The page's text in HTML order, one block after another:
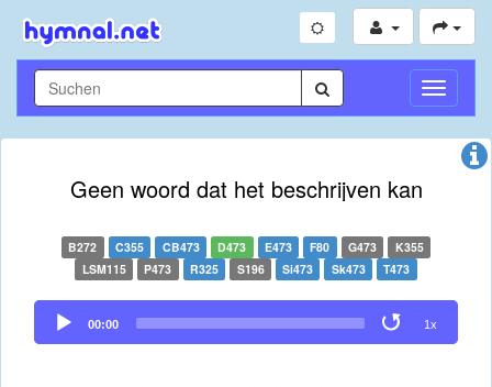
Geen woord dat het beschrijven kan
B272 C355 CB473 D473 E473 F80 G473
K355
LSM115
P473 R325 S196 Si473 Sk473 T473
Audio
Player
00:00 1x